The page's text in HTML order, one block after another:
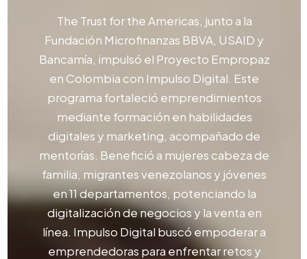
The Trust for the Americas, junto a la
Fundación Microfinanzas BBVA, USAID y
Bancamía, impulsó el Proyecto Empropaz
en Colombia con Impulso Digital. Este
programa fortaleció emprendimientos
mediante formación en habilidades
digitales y marketing, acompañado de
mentorías. Benefició a mujeres cabeza de
familia, migrantes venezolanos y jóvenes
en 11 departamentos, potenciando la
digitalización de negocios y la venta en
línea. Impulso Digital buscó empoderar a
emprendedoras para enfrentar retos y